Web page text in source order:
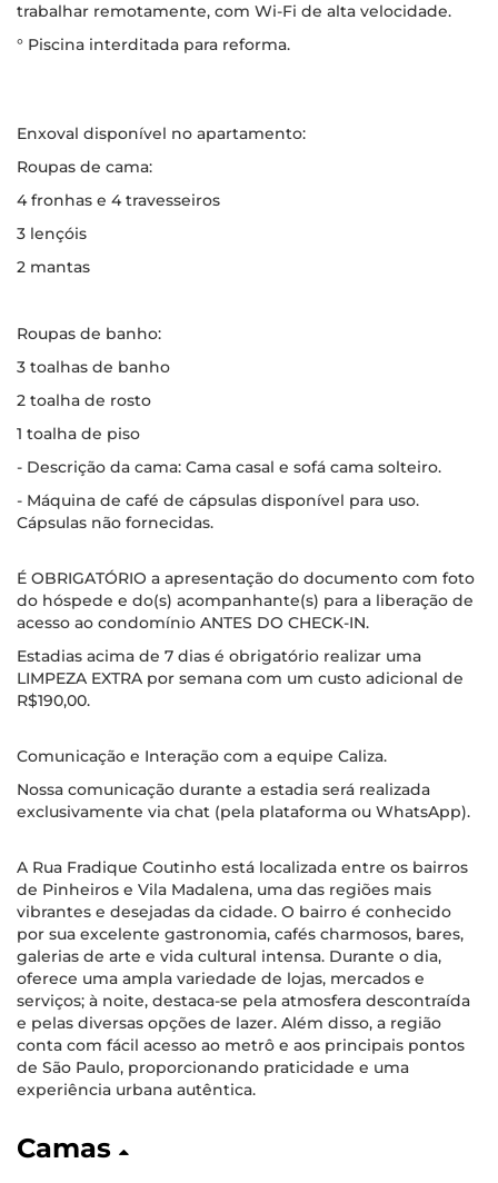
trabalhar remotamente, com Wi-Fi de alta velocidade.
° Piscina interditada para reforma.
Enxoval disponível no apartamento:
Roupas de cama:
4 fronhas e 4 travesseiros
3 lençóis
2 mantas
Roupas de banho:
3 toalhas de banho
2 toalha de rosto
1 toalha de piso
- Descrição da cama: Cama casal e sofá cama solteiro.
- Máquina de café de cápsulas disponível para uso.
Cápsulas não fornecidas.
É OBRIGATÓRIO a apresentação do documento com foto
do hóspede e do(s) acompanhante(s) para a liberação de
acesso ao condomínio ANTES DO CHECK-IN.
Estadias acima de 7 dias é obrigatório realizar uma
LIMPEZA EXTRA por semana com um custo adicional de
R$190,00.
Comunicação e Interação com a equipe Caliza.
Nossa comunicação durante a estadia será realizada
exclusivamente via chat (pela plataforma ou WhatsApp).
A Rua Fradique Coutinho está localizada entre os bairros
de Pinheiros e Vila Madalena, uma das regiões mais
vibrantes e desejadas da cidade. O bairro é conhecido
por sua excelente gastronomia, cafés charmosos, bares,
galerias de arte e vida cultural intensa. Durante o dia,
oferece uma ampla variedade de lojas, mercados e
serviços; à noite, destaca-se pela atmosfera descontraída
e pelas diversas opções de lazer. Além disso, a região
conta com fácil acesso ao metrô e aos principais pontos
de São Paulo, proporcionando praticidade e uma
experiência urbana autêntica.
Camas